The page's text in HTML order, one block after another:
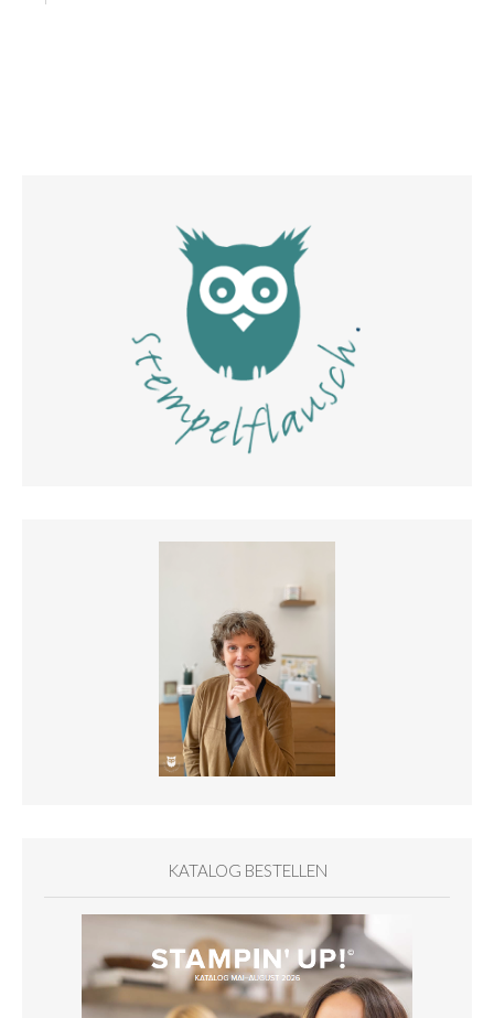
KATALOG BESTELLEN